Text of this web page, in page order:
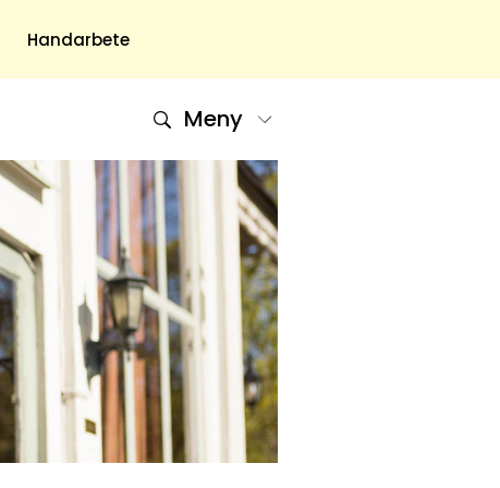
Handarbete
Om Oss
Om Oss & Kontakt
Tidningar Hos Allas.se
Nyhetsbrev
Om Cookies
Integritetspolicy
Skapa Konto
Hantera Preferenser
Meny